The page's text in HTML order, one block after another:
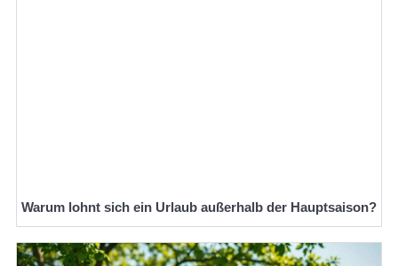
Warum lohnt sich ein Urlaub außerhalb der Hauptsaison?